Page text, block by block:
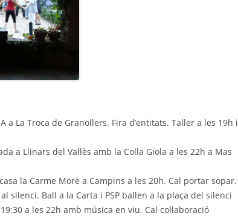
a La Troca de Granollers. Fira d’entitats. Taller a les 19h i
a Llinars del Vallès amb la Colla Giola a les 22h a Mas
la Carme Morè a Campins a les 20h. Cal portar sopar.
al silenci. Ball a la Carta i PSP ballen a la plaça del silenci
a les 22h amb música en viu. Cal col·laboració